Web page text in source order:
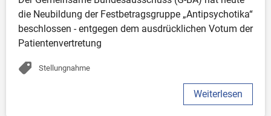
die Neubildung der Festbetragsgruppe „Antipsychotika“
beschlossen - entgegen dem ausdrücklichen Votum der
Patientenvertretung
Stellungnahme
Weiterlesen